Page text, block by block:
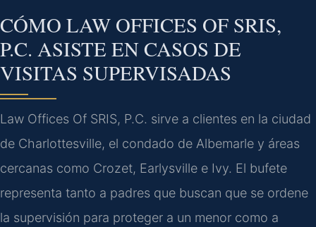
CÓMO LAW OFFICES OF SRIS,
P.C. ASISTE EN CASOS DE
VISITAS SUPERVISADAS
Law Offices Of SRIS, P.C. sirve a clientes en la ciudad
de Charlottesville, el condado de Albemarle y áreas
cercanas como Crozet, Earlysville e Ivy. El bufete
representa tanto a padres que buscan que se ordene
la supervisión para proteger a un menor como a